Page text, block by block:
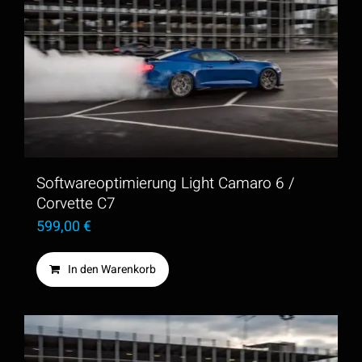
Softwareoptimierung Light Camaro 6 /
Corvette C7
599,00€
In den Warenkorb